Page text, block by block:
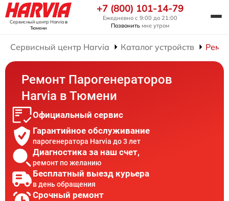
Сервисный центр Harviaв
Тюмени
+7 (800) 101-14-79
Ежедневно с 9:00 до 21:00
Позвонить мне утром
Сервисный центр Harvia Каталог устройств
Ремонт Парогенераторов
Harvia в Тюмени
Официальный сервис
Гарантийное обслуживание
парогенератора Harvia до 3 лет
Диагностика за наш счет,
ремонт по желанию
Бесплатный выезд курьера
в день обращения
Срочный ремонт